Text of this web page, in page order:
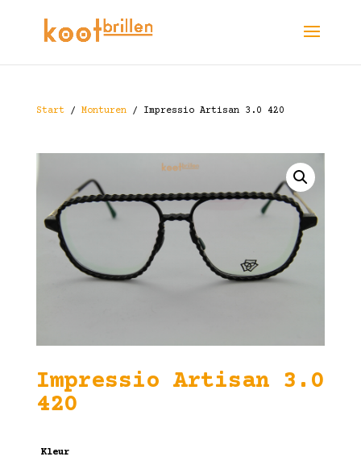
Start/ Monturen/ Impressio Artisan 3.0 420
Impressio Artisan 3.0
420
Kleur